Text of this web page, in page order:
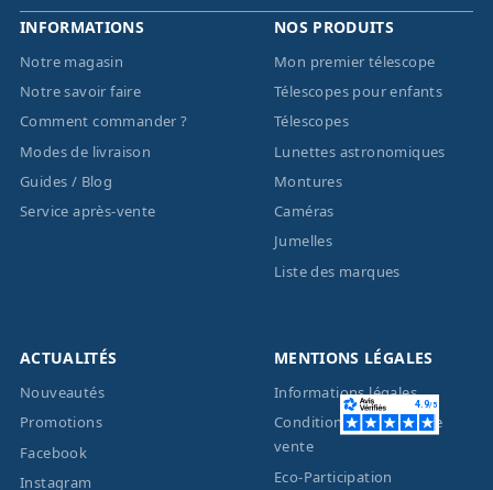
INFORMATIONS
Notre magasin
Notre savoir faire
Comment commander ?
Modes de livraison
Guides / Blog
Service après-vente
NOS PRODUITS
Mon premier télescope
Télescopes pour enfants
Télescopes
Lunettes astronomiques
Montures
Caméras
Jumelles
Liste des marques
ACTUALITÉS
Nouveautés
Promotions
Facebook
Instagram
MENTIONS LÉGALES
Informations légales
Conditions générales de
vente
Eco-Participation